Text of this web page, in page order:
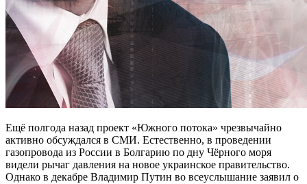
Ещё полгода назад проект «Южного потока» чрезвычайно
активно обсуждался в СМИ. Естественно, в проведении
газопровода из России в Болгарию по дну Чёрного моря
видели рычаг давления на новое украинское правительство.
Однако в декабре Владимир Путин во всеуслышание заявил о